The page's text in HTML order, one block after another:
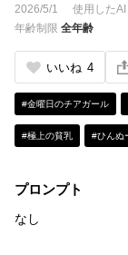
2026/5/1 使用したAI
年齢制限 全年齢
いいね 4
#金曜日のチアガール
#極上の貧乳 #ひんぬ
プロンプト
なし